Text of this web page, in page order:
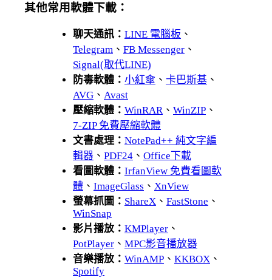
其他常用軟體下載：
聊天通訊： LINE 電腦板 、
Telegram 、 FB Messenger 、
Signal(取代LINE)
防毒軟體： 小紅傘 、 卡巴斯基 、
AVG 、 Avast
壓縮軟體： WinRAR、 WinZIP 、
7-ZIP 免費壓縮軟體
文書處理： NotePad++ 純文字編
輯器 、 PDF24 、 Office下載
看圖軟體： IrfanView 免費看圖軟
體 、 ImageGlass 、 XnView
螢幕抓圖： ShareX 、 FastStone 、
WinSnap
影片播放： KMPlayer 、
PotPlayer 、 MPC影音播放器
音樂播放： WinAMP 、 KKBOX 、
Spotify